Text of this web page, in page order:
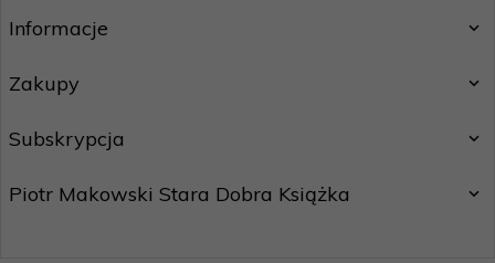
Informacje
Zakupy
Subskrypcja
Piotr Makowski Stara Dobra Książka